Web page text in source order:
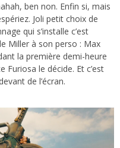
ben non. Enfin si, mais
Joli petit choix de
qui s’installe c’est
Miller à son perso : Max
la première demi-heure
Furiosa le décide. Et c’est
de l’écran.